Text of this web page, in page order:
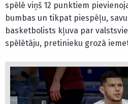
spēlē viņš 12 punktiem
bumbas un tikpat piespēļu,
basketbolists kļuva par
spēlētāju, pretinieku grozā